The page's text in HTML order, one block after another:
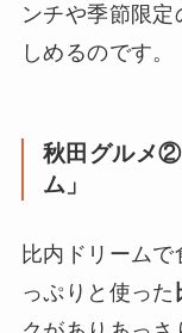
ンチや季節限
しめるのです。
秋田グルメ②
ム」
比内ドリーム
っぷりと使った